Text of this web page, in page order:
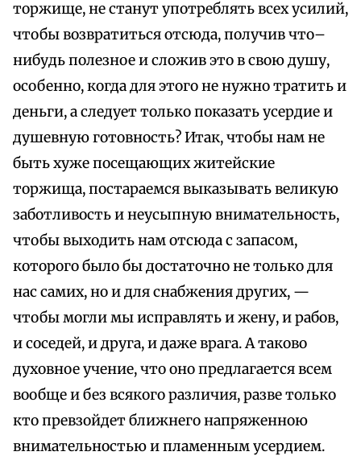
торжище, не станут употреблять всех усилий,
чтобы возвратиться отсюда, получив что–
нибудь полезное и сложив это в свою душу,
особенно, когда для этого не нужно тратить и
деньги, а следует только показать усердие и
душевную готовность? Итак, чтобы нам не
быть хуже посещающих житейские
торжища, постараемся выказывать великую
заботливость и неусыпную внимательность,
чтобы выходить нам отсюда с запасом,
которого было бы достаточно не только для
нас самих, но и для снабжения других, —
чтобы могли мы исправлять и жену, и рабов,
и соседей, и друга, и даже врага. А таково
духовное учение, что оно предлагается всем
вообще и без всякого различия, разве только
кто превзойдет ближнего напряженною
внимательностью и пламенным усердием.